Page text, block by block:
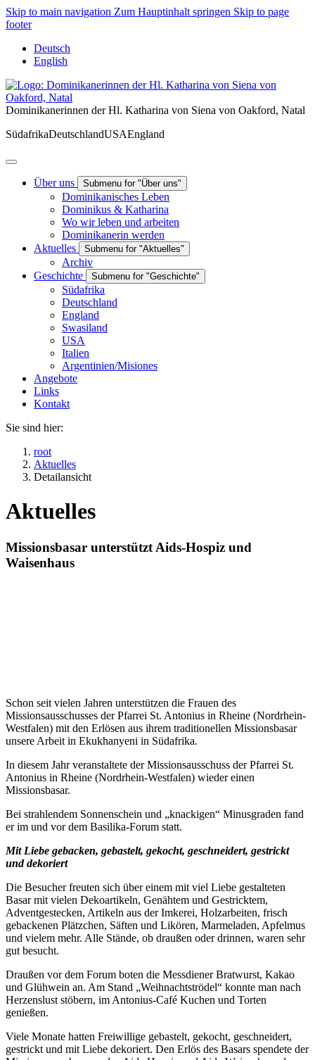
Skip to main navigation Zum Hauptinhalt springen Skip to page
footer
Deutsch
English
Dominikanerinnen der Hl. Katharina von Siena von Oakford, Natal
SüdafrikaDeutschlandUSAEngland
Über uns Submenu for "Über uns"
Dominikanisches Leben
Dominikus & Katharina
Wo wir leben und arbeiten
Dominikanerin werden
Aktuelles
Submenu for "Aktuelles"
Archiv
Geschichte
Submenu for "Geschichte"
Südafrika
Deutschland
England
Swasiland
USA
Italien
Argentinien/Misiones
Angebote
Links
Kontakt
Sie sind hier:
root
Aktuelles
Detailansicht
Aktuelles
Missionsbasar unterstützt Aids-Hospiz und
Waisenhaus
Schon seit vielen Jahren unterstützen die Frauen des
Missionsausschusses derPfarrei St. Antonius in Rheine (Nordrhein-
Westfalen) mit den Erlösen aus ihrem traditionellen Missionsbasar
unsere Arbeit in Ekukhanyeni in Südafrika.
In diesem Jahr veranstaltete der Missionsausschuss derPfarrei St.
Antonius in Rheine (Nordrhein-Westfalen) wieder einen
Missionsbasar.
Bei strahlendem Sonnenschein und „knackigen“ Minusgraden fand
er im und vor dem Basilika-Forum statt.
Mit Liebe gebacken, gebastelt, gekocht, geschneidert, gestrickt
und dekoriert
Die Besucher freuten sich über einem mit viel Liebe gestalteten
Basar mit vielen Dekoartikeln, Genähtem und Gestricktem,
Adventgestecken, Artikeln aus der Imkerei, Holzarbeiten, frisch
gebackenen Plätzchen, Säften und Likören, Marmeladen, Apfelmus
und vielem mehr. Alle Stände, ob draußen oder drinnen, waren sehr
gut besucht.
Draußen vor dem Forum boten die Messdiener Bratwurst, Kakao
und Glühwein an. Am Stand „Weihnachtströdel“ konnte man nach
Herzenslust stöbern, im Antonius-Café Kuchen und Torten
genießen.
Viele Monate hatten Freiwillige gebastelt, gekocht, geschneidert,
gestrickt und mit Liebe dekoriert. Den Erlös des Basars spendete der